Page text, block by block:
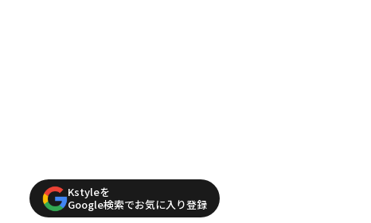
Kstyleを
Google検索でお気に入り登録